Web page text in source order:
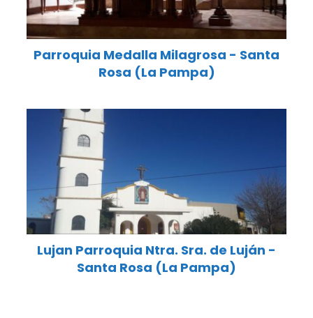
Parroquia Medalla Milagrosa - Santa
Rosa (La Pampa)
Lujan Parroquia Ntra. Sra. de Luján -
Santa Rosa (La Pampa)